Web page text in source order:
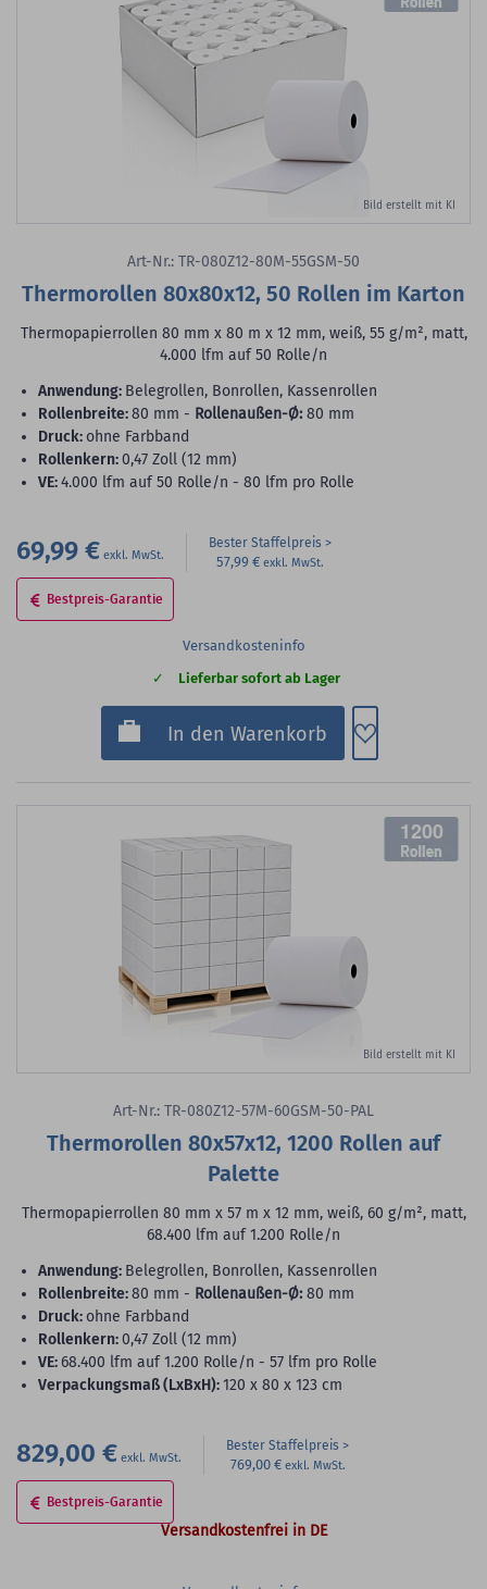
Bild erstellt mit KI
Art-Nr.: TR-080Z12-80M-55GSM-50
Thermorollen 80x80x12, 50 Rollen im Karton
Thermopapierrollen 80 mm x 80 m x 12 mm, weiß, 55 g/m², matt,
4.000 lfm auf 50 Rolle/n
Anwendung: Belegrollen, Bonrollen, Kassenrollen
Rollenbreite:80 mm - Rollenaußen-Ø: 80 mm
Druck: ohne Farbband
Rollenkern:0,47 Zoll (12 mm)
VE:4.000 lfm auf 50 Rolle/n - 80 lfm pro Rolle
69,99 € Bester Staffelpreis
57,99 €
Bestpreis-Garantie
Versandkosteninfo
Lieferbar sofort ab Lager
In den Warenkorb Zum
Bild erstellt mit KI
1200
Art-Nr.: TR-080Z12-57M-60GSM-50-PAL
Thermorollen 80x57x12, 1200 Rollen auf
Palette
Thermopapierrollen 80 mm x 57 m x 12 mm, weiß, 60 g/m², matt,
68.400 lfm auf 1.200 Rolle/n
Anwendung: Belegrollen, Bonrollen, Kassenrollen
Rollenbreite:80 mm - Rollenaußen-Ø: 80 mm
Druck: ohne Farbband
Rollenkern:0,47 Zoll (12 mm)
VE:68.400 lfm auf 1.200 Rolle/n - 57 lfm pro Rolle
Verpackungsmaß (LxBxH):120 x 80 x 123 cm
829,00 € Bester Staffelpreis
769,00 €
Bestpreis-Garantie
Versandkostenfrei in DE